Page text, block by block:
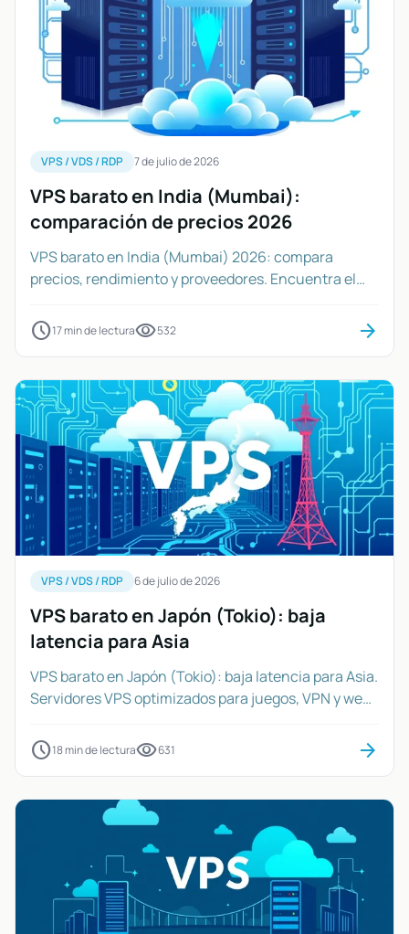
VPS / VDS / RDP 7 de julio de 2026
VPS barato en India (Mumbai):
comparación de precios 2026
VPS barato en India (Mumbai) 2026: compara
precios, rendimiento y proveedores. Encuentra el
proyectos.
schedule17 min de lecturavisibility532 arrow_forward
VPS / VDS / RDP 6 de julio de 2026
VPS barato en Japón (Tokio): baja
latencia para Asia
VPS barato en Japón (Tokio): baja latencia para Asia.
Servidores VPS optimizados para juegos, VPN y web.
schedule18 min de lecturavisibility631 arrow_forward